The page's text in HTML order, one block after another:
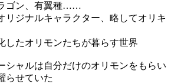
ゴン、有翼種……
ジナルキャラクター、略してオリキ
たオリモンたちが暮らす世界
ャルは自分だけのオリモンをもらい
らせていた